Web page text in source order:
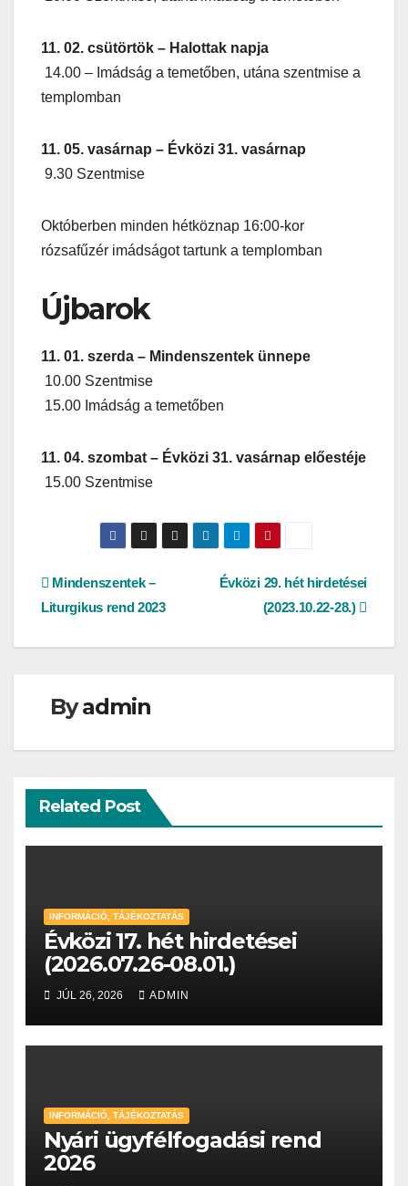
11. 02. csütörtök – Halottak napja
14.00 – Imádság a temetőben, utána szentmise a
templomban
11. 05. vasárnap – Évközi 31. vasárnap
9.30 Szentmise
Októberben minden hétköznap 16:00-kor
rózsafűzér imádságot tartunk a templomban
Újbarok
11. 01. szerda – Mindenszentek ünnepe
10.00 Szentmise
15.00 Imádság a temetőben
11. 04. szombat – Évközi 31. vasárnap előestéje
15.00 Szentmise
Bejegyzés
navigáció
Évközi 29. hét hirdetései
(2023.10.22-28.)
Mindenszentek –
Liturgikus rend 2023
Byadmin
Related Post
INFORMÁCIÓ, TÁJÉKOZTATÁS
Évközi 17. hét hirdetései
(2026.07.26-08.01.)
JÚL 26, 2026 ADMIN
INFORMÁCIÓ, TÁJÉKOZTATÁS
Nyári ügyfélfogadási rend
2026